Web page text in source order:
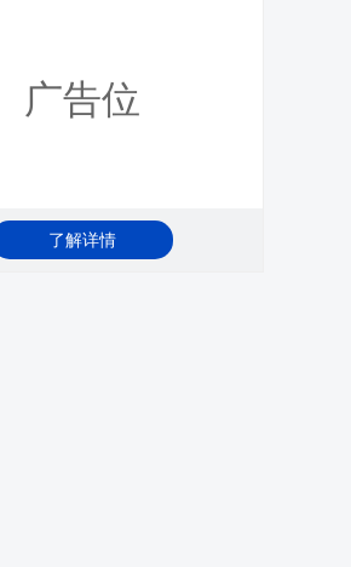
广告位
了解详情